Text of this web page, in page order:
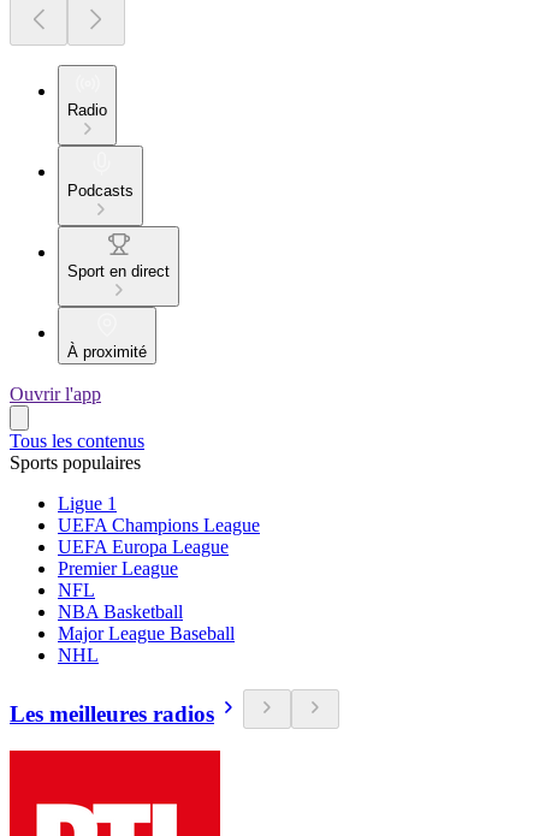
Radio
Podcasts
Sport en direct
À proximité
Ouvrir l'app
Tous les contenus
Sports populaires
Ligue 1
UEFA Champions League
UEFA Europa League
Premier League
NFL
NBA Basketball
Major League Baseball
NHL
Les meilleures radios